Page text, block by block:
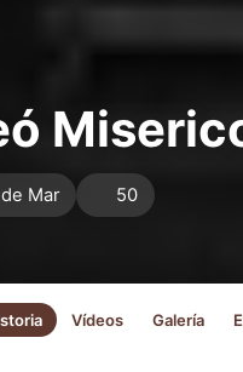
Mar 50
Vídeos Galería